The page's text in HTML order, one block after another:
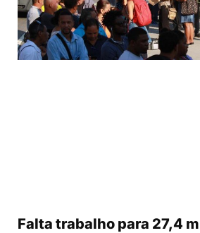
Falta trabalho para 27,4